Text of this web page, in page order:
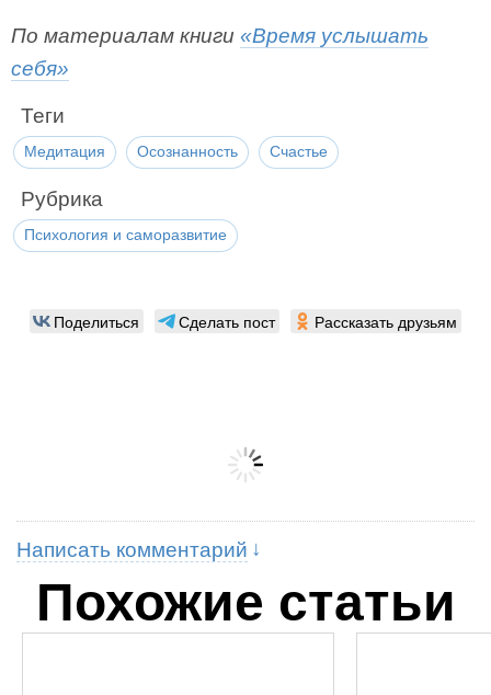
По материалам книги «Время услышать
себя»
Теги
Медитация Осознанность Счастье
Рубрика
Психология и саморазвитие
Поделиться Сделать пост Рассказать друзьям
Написать комментарий
Похожие статьи